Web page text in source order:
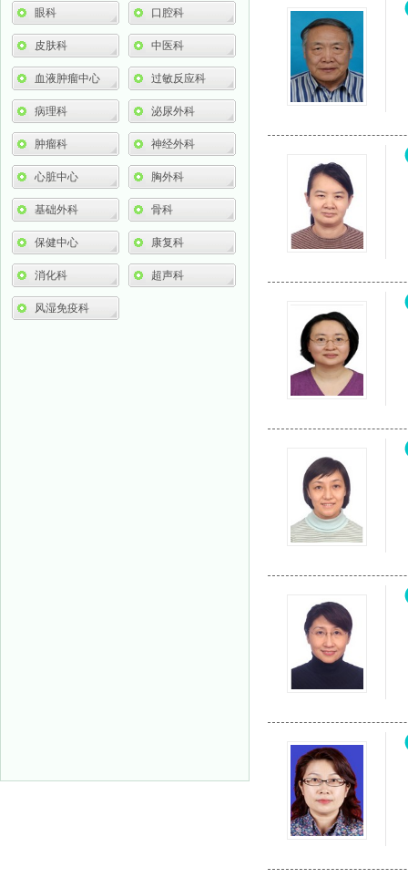
眼科 口腔科
皮肤科 中医科
血液肿瘤中心 过敏反应科
病理科 泌尿外科
肿瘤科 神经外科
心脏中心 胸外科
基础外科 骨科
保健中心 康复科
消化科 超声科
风湿免疫科